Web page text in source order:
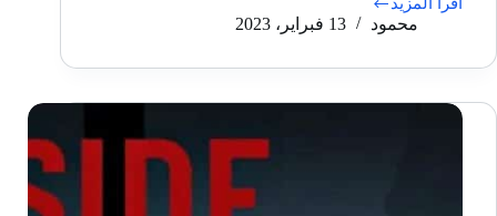
اقرأ المزيد
إضافات
التحديث
من
محمود 13 فبراير، 2023